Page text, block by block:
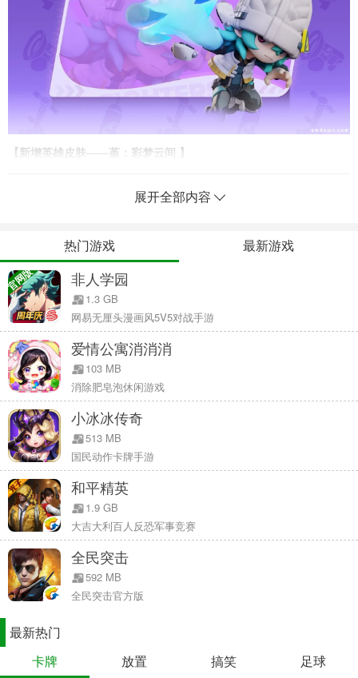
【新增英雄皮肤——堇：彩梦云间 】
不透?那可得问问牧羊人堇了!此刻她正枕着晴天小羊打盹，雷雨小羊
【新增玩法事件——人工呼吸&金猪币罐 】
【人工呼吸】我倒下了?那不可能!队友快救我!
展开全部内容
热门游戏 最新游戏
官网版 非人学园
1.3 GB
网易无厘头漫画风5V5对战手游
爱情公寓消消消
103 MB
消除肥皂泡休闲游戏
小冰冰传奇
513 MB
国民动作卡牌手游
和平精英
1.9 GB
大吉大利百人反恐军事竞赛
全民突击
592 MB
全民突击官方版
最新热门
卡牌
放置 搞笑 足球